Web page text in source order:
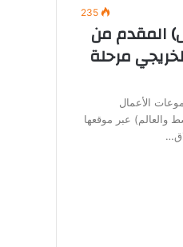
235
المقدم من
مرحلة
الأعمال
والعالم) عبر موقعها